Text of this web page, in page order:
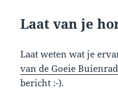
Laat van je
Laat weten wat je
van de Goeie
bericht :-).